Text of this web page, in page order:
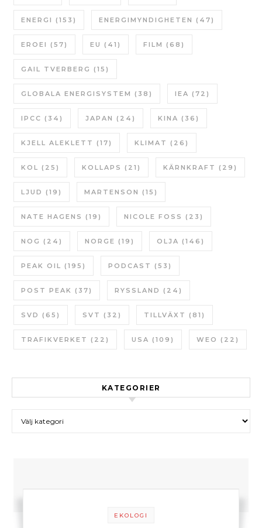
ENERGI (153) ENERGIMYNDIGHETEN (47)
EROEI (57) EU (41) FILM (68)
GAIL TVERBERG (15)
GLOBALA ENERGISYSTEM (38) IEA (72)
IPCC (34) JAPAN (24) KINA (36)
KJELL ALEKLETT (17) KLIMAT (26)
KOL (25) KOLLAPS (21) KÄRNKRAFT (29)
LJUD (19) MARTENSON (15)
NATE HAGENS (19) NICOLE FOSS (23)
NOG (24) NORGE (19) OLJA (146)
PEAK OIL (195) PODCAST (53)
POST PEAK (37) RYSSLAND (24)
SVD (65) SVT (32) TILLVÄXT (81)
TRAFIKVERKET (22) USA (109) WEO (22)
KATEGORIER
EKOLOGI